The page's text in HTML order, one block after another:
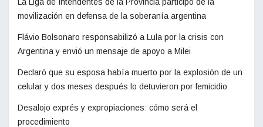
movilización en defensa de la soberanía argentina
Flávio Bolsonaro responsabilizó a Lula por la crisis con
Argentina y envió un mensaje de apoyo a Milei
Declaró que su esposa había muerto por la explosión de un
celular y dos meses después lo detuvieron por femicidio
Desalojo exprés y expropiaciones: cómo será el
procedimiento